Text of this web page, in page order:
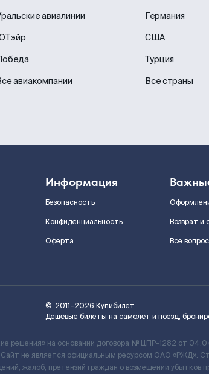
авиалинии
авиакомпании
Германия
США
Турция
Все страны
Информация
Безопасность
Конфиденциальность
Оферта
Возврат и
Все
© 2011–2026 Купибилет
Дешёвые билеты на самолёт и поезд,
решения» на основании договора № ЦПР-1282 от
не является официальным ресурсом ОАО «РЖД».
жалоб, претензий граждан о возмещении убытков